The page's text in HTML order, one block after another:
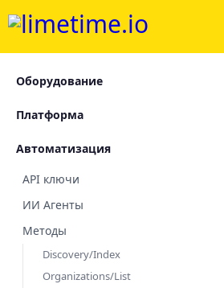
Оборудование
Платформа
Автоматизация
API ключи
ИИ Агенты
Методы
Discovery/Index
Organizations/List